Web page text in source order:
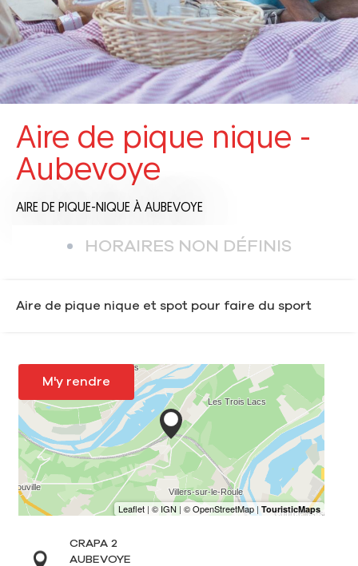
Aire de pique nique -
Aubevoye
AIRE DE PIQUE-NIQUE À AUBEVOYE
HORAIRES NON DÉFINIS
Aire de pique nique et spot pour faire du sport
M'y rendre
CRAPA 2
AUBEVOYE